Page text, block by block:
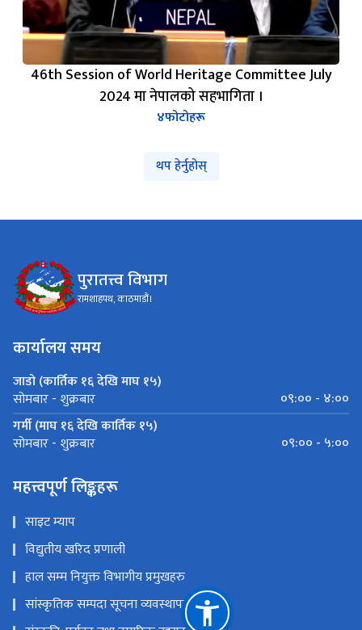
46th Session of World Heritage Committee July
2024 मा नेपालको सहभागिता ।
४फोटोहरू
थप हेर्नुहोस्
पुरातत्त्व विभाग
रामशाहपथ, काठमाडौं।
कार्यालय समय
जाडो (कार्तिक १६ देखि माघ १५)
सोमबार - शुक्रबार
०९:०० - ४:००
गर्मी (माघ १६ देखि कार्तिक १५)
सोमबार - शुक्रबार ०९:०० - ५:००
महत्त्वपूर्ण लिङ्कहरू
साइट म्याप
विद्युतीय खरिद प्रणाली
हाल सम्म नियुक्त विभागीय प्रमुखहरु
सांस्कृतिक सम्पदा सूचना व्यवस्थापन प्रणाली